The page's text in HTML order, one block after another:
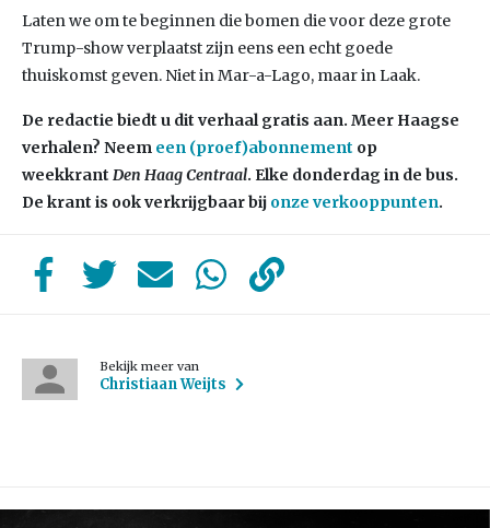
Laten we om te beginnen die bomen die voor deze grote
Trump-show verplaatst zijn eens een echt goede
thuiskomst geven. Niet in Mar-a-Lago, maar in Laak.
De redactie biedt u dit verhaal gratis aan. Meer Haagse
verhalen? Neem een (proef)abonnement op
weekkrant Den Haag Centraal. Elke donderdag in de bus.
De krant is ook verkrijgbaar bij onze verkooppunten.
Bekijk meer van
Christiaan Weijts